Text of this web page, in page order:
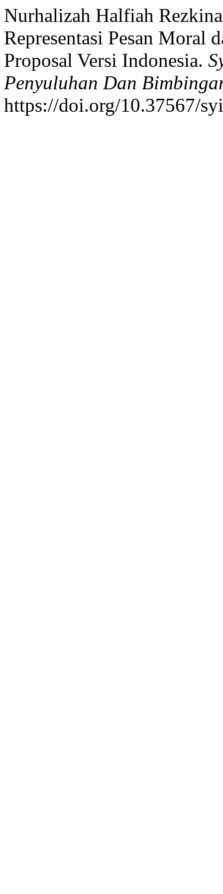
Nurhalizah Halfiah
Representasi Pesan Moral
Proposal Versi Indonesia.
Penyuluhan Dan
https://doi.org/10.37567/